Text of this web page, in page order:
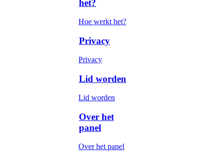
het?
Hoe werkt het?
Privacy
Privacy
Lid worden
Lid worden
Over het
panel
Over het panel